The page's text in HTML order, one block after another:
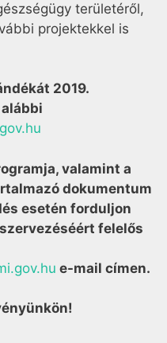
területéről,
projektekkel is
2019.
valamint a
dokumentum
esetén forduljon
felelős
e-mail címen.